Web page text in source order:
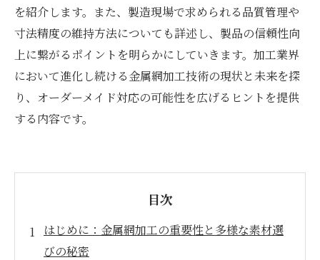
を紹介します。また、製造現場で求められる品質管理や
寸法精度の維持方法についても詳述し、製品の信頼性向
上に繋がるポイントを明らかにしていきます。加工業界
において進化し続ける金属網加工技術の現状と未来を探
り、オーダーメイド対応の可能性を広げるヒントを提供
する内容です。
目次
はじめに：金属網加工の重要性と多様な素材選
びの秘密